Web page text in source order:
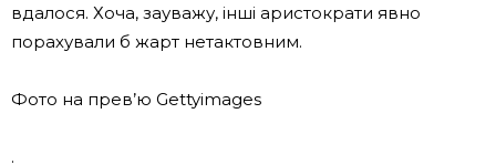
вдалося. Хоча, зауважу, інші аристократи явно
порахували б жарт нетактовним.
Фото на прев’ю Gettyimages
.